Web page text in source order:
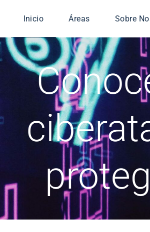
Inicio Áreas
Servicios gestionados
Ingeniería TIC
Seguridad
Defensa
Salud Digital
Sobre